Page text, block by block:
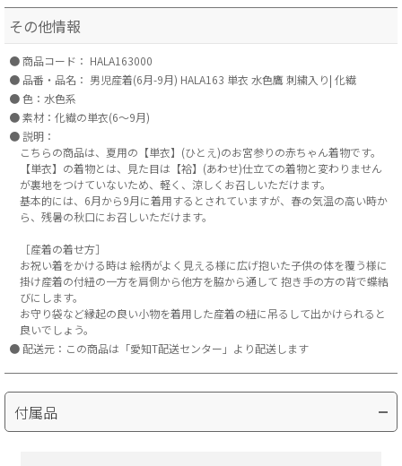
その他情報
商品コード： HALA163000
品番・品名： 男児産着(6月-9月) HALA163 単衣 水色鷹 刺繍入り| 化繊
色：水色系
素材：化繊の単衣(6～9月)
説明：
こちらの商品は、夏用の【単衣】(ひとえ)のお宮参りの赤ちゃん着物です。
【単衣】の着物とは、見た目は【袷】(あわせ)仕立ての着物と変わりません
が裏地をつけていないため、軽く、涼しくお召しいただけます。
基本的には、6月から9月に着用するとされていますが、春の気温の高い時か
ら、残暑の秋口にお召しいただけます。
［産着の着せ方］
お祝い着をかける時は 絵柄がよく見える様に広げ抱いた子供の体を覆う様に
掛け産着の付紐の一方を肩側から他方を脇から通して 抱き手の方の背で蝶結
びにします。
お守り袋など縁起の良い小物を着用した産着の紐に吊るして出かけられると
良いでしょう。
配送元：この商品は「愛知T配送センター」より配送します
付属品